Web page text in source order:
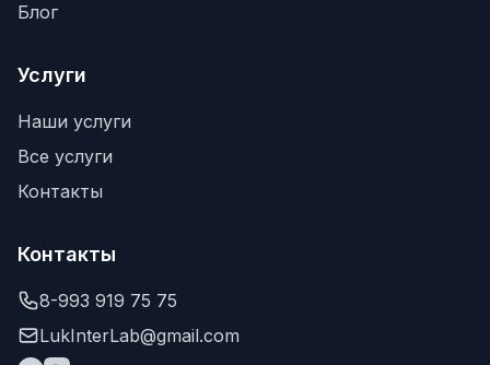
Блог
Услуги
Наши услуги
Все услуги
Контакты
Контакты
8-993 919 75 75
LukInterLab@gmail.com